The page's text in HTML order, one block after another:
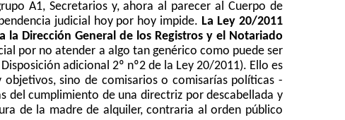
A1, Secretarios y, ahora al parecer al Cuerpo de
judicial hoy por hoy impide. La Ley 20/2011
la Dirección General de los Registros y el Notariado
por no atender a algo tan genérico como puede ser
adicional 2º nº2 de la Ley 20/2011). Ello es
sino de comisarios o comisarías políticas -
del cumplimiento de una directriz por descabellada y
de la madre de alquiler, contraria al orden público